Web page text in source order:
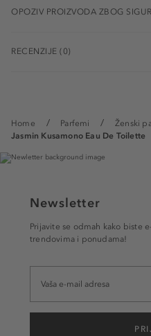
Home Parfemi Ženski
Jasmin Kusamono Eau De Toilette
OPOZIV PROIZVODA ZBOG
RECENZIJE (0)
Newsletter
Prijavite se odmah kako biste
trendovima i ponudama!